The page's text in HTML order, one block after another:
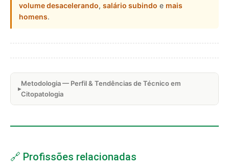
volume desacelerando, salário subindo e mais
homens.
Metodologia — Perfil & Tendências de Técnico em
Citopatologia
🔗 Profissões relacionadas